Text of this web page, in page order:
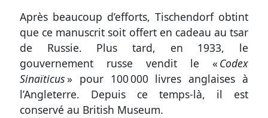
Après beaucoup d’efforts, Tischendorf obtint
que ce manuscrit soit offert en cadeau au tsar
de Russie. Plus tard, en 1933, le
gouvernement russe vendit le « Codex
Sinaïticus » pour 100 000 livres anglaises à
l’Angleterre. Depuis ce temps-là, il est
conservé au British Museum.